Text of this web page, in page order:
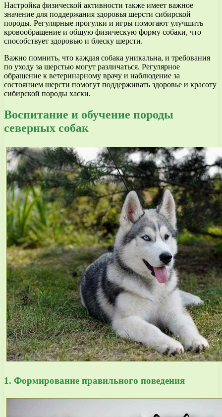
Настройка физической активности также имеет важное
значение для поддержания здоровья шерсти сибирской
породы. Регулярные прогулки и игры помогают улучшить
кровообращение и общую физическую форму собаки, что
способствует здоровью и блеску шерсти.
Важно помнить, что каждая собака уникальна, и требования
по уходу за шерстью могут различаться. Регулярное
обращение к ветеринарному врачу и наблюдение за
состоянием шерсти помогут поддерживать здоровье и красоту
сибирской породы хаски.
Воспитание и обучение породы
северных собак
1. Формирование правильного поведения